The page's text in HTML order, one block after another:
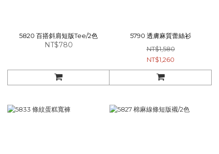
5820 百搭斜肩短版Tee/2色
NT$780
5790 透膚麻質蕾絲衫
NT$1,580
NT$1,260